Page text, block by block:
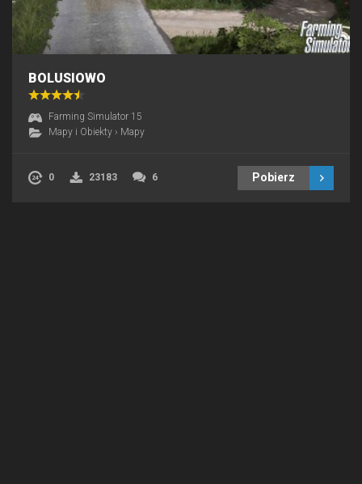
BOLUSIOWO
Farming Simulator 15
Mapy i Obiekty › Mapy
0 23183 6 Pobierz